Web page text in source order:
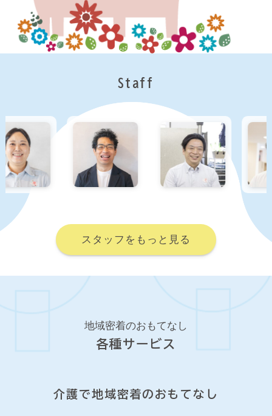
Staff
スタッフをもっと見る
地域密着のおもてなし
各種サービス
介護で地域密着のおもてなし